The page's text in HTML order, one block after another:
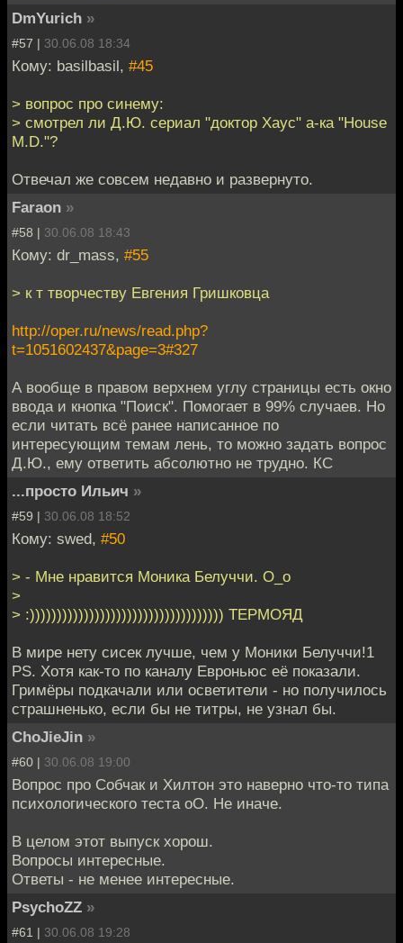
DmYurich »
#57 | 30.06.08 18:34
Кому: basilbasil, #45
> вопрос про синему:
> смотрел ли Д.Ю. сериал "доктор Хаус" а-ка "House
M.D."?
Отвечал же совсем недавно и развернуто.
Faraon »
#58 | 30.06.08 18:43
Кому: dr_mass, #55
> к т творчеству Евгения Гришковца
http://oper.ru/news/read.php?
t=1051602437&page=3#327
А вообще в правом верхнем углу страницы есть окно
ввода и кнопка "Поиск". Помогает в 99% случаев. Но
если читать всё ранее написанное по
интересующим темам лень, то можно задать вопрос
Д.Ю., ему ответить абсолютно не трудно. КС
...просто Ильич »
#59 | 30.06.08 18:52
Кому: swed, #50
> - Мне нравится Моника Белуччи. O_o
>
> :)))))))))))))))))))))))))))))))))))) ТЕРМОЯД
В мире нету сисек лучше, чем у Моники Белуччи!1
PS. Хотя как-то по каналу Евроньюс её показали.
Гримёры подкачали или осветители - но получилось
страшненько, если бы не титры, не узнал бы.
ChoJieJin »
#60 | 30.06.08 19:00
Вопрос про Собчак и Хилтон это наверно что-то типа
психологического теста оО. Не иначе.
В целом этот выпуск хорош.
Вопросы интересные.
Ответы - не менее интересные.
PsychoZZ »
#61 | 30.06.08 19:28